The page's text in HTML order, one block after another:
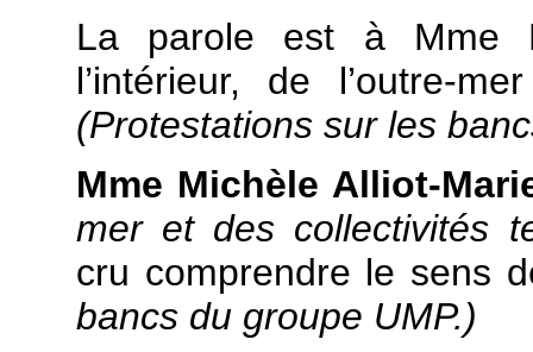
La parole est à Mme
l’intérieur, de l’outre-
(Protestations sur les
Mme Michèle Alliot-
mer et des collectivités
cru comprendre le sens
bancs du groupe UMP.)